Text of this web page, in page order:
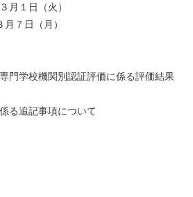
１日（火）
７日（月）
門学校機関別認証評価に係る評価結果
る追記事項について